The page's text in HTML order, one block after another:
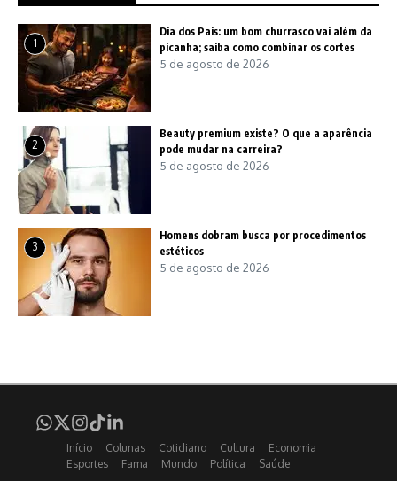
1
Dia dos Pais: um bom churrasco vai além da
picanha; saiba como combinar os cortes
5 de agosto de 2026
2
Beauty premium existe? O que a aparência
pode mudar na carreira?
5 de agosto de 2026
3
Homens dobram busca por procedimentos
estéticos
5 de agosto de 2026
Início Colunas Cotidiano Cultura
Economia
Esportes
Fama Mundo Política Saúde